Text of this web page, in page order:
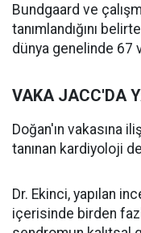
Bundgaard ve
tanımlandığını
dünya genelinde 67
VAKA JACC'DA
Doğan'ın vakasına
tanınan kardiyoloji
Dr. Ekinci, yapılan
içerisinde birden